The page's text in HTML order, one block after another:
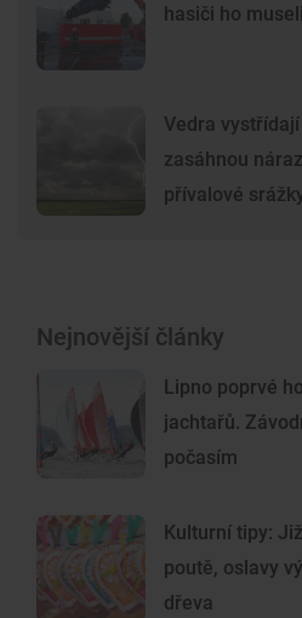
hasiči ho
Vedra
zasáhnou
přívalové
Nejnovější články
Lipno poprvé
jachtařů.
počasím
Kulturní tipy:
poutě, oslavy
dřeva